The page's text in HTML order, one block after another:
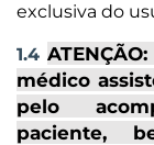
exclusiva do
1.4
médico
pelo
paciente,